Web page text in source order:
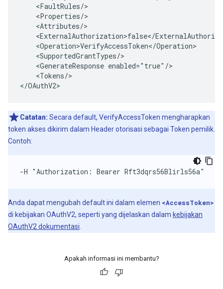
    <FaultRules/>
    <Properties/>
    <Attributes/>
<ExternalAuthorization>false</
    <Operation>VerifyAccessToken</Operation>
    <SupportedGrantTypes/>
    <GenerateResponse enabled="true"/>
    <Tokens/>
</OAuthV2>
Catatan: Secara default, VerifyAccessToken mengharapkan
token akses dikirim dalam Header otorisasi sebagai Token pemilik.
Contoh:
-H "Authorization: Bearer Rft3dqrs56Blirls56a"
Anda dapat mengubah default ini dalam elemen <AccessToken>
di kebijakan OAuthV2, seperti yang dijelaskan dalam kebijakan
OAuthV2 dokumentasi
Apakah informasi ini membantu?